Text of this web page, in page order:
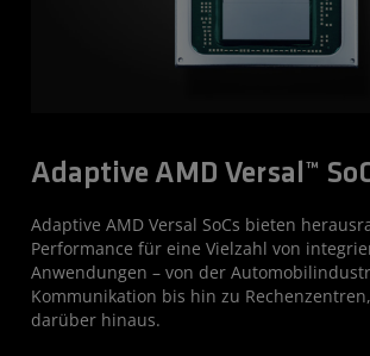
Adaptive AMD Versal™
Adaptive AMD Versal SoCs bieten
Performance für eine Vielzahl von
Anwendungen – von der
Kommunikation bis hin zu
darüber hinaus.